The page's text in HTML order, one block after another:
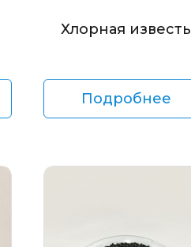
Хлорная известь
Подробнее